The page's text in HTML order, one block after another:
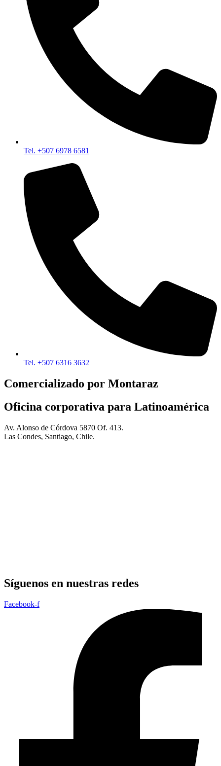
Tel. +507 6978 6581
Tel. +507 6316 3632
Comercializado por Montaraz
Oficina corporativa para Latinoamérica
Av. Alonso de Córdova 5870 Of. 413.
Las Condes, Santiago, Chile.
Síguenos en nuestras redes
Facebook-f